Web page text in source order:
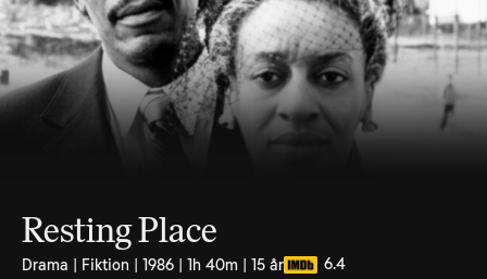
Resting Place
Drama | Fiktion | 1986 | 1h 40m | 15 år 6.4